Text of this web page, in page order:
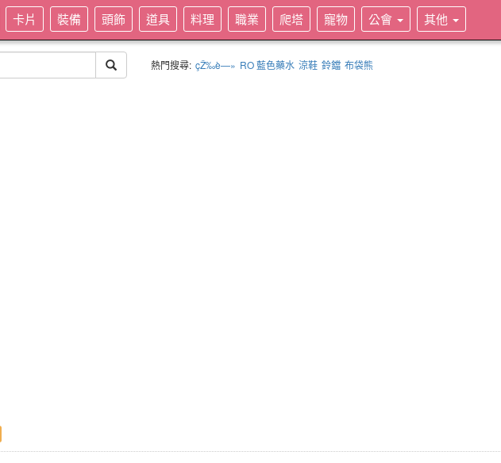
卡片 裝備 頭飾 道具 料理 職業 爬塔 寵物 公會 其他
熱門搜尋: çŽ‰è—» RO 藍色藥水 涼鞋 鈴鐺 布袋熊